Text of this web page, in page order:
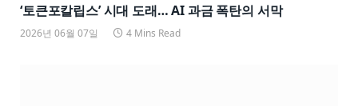
‘토큰포칼립스’ 시대 도래… AI 과금 폭탄의 서막
2026년 06월 07일 4 Mins Read